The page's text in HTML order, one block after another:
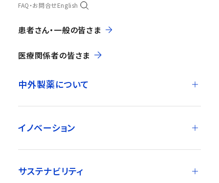
FAQ・お問合せEnglish
患者さん・一般の皆さま
医療関係者の皆さま
中外製薬について
イノベーション
サステナビリティ